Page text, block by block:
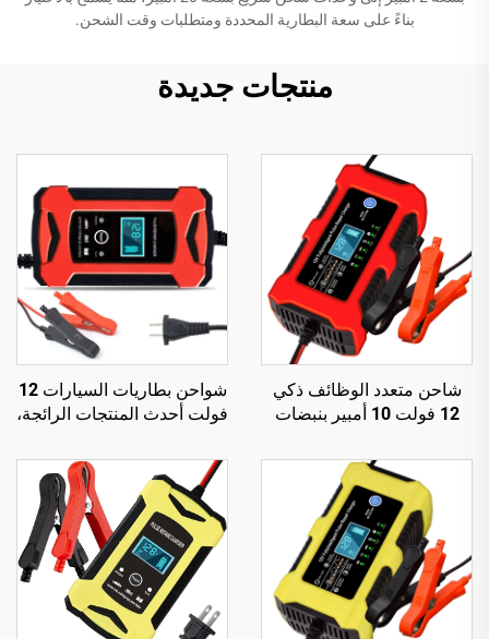
بناءً على سعة البطارية المحددة ومتطلبات وقت الشحن.
منتجات جديدة
شاحن متعدد الوظائف ذكي
12 فولت 10 أمبير بنبضات
للبطاريات الرصاصية الحمضية
شواحن بطاريات السيارات 12
فولت أحدث المنتجات الرائجة،
أمبير أوتوماتيكي ذكي،
منتجات دروبشيبينغ